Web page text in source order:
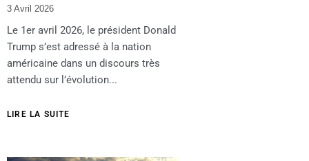
3 Avril 2026
Le 1er avril 2026, le président Donald
Trump s’est adressé à la nation
américaine dans un discours très
attendu sur l’évolution...
LIRE LA SUITE